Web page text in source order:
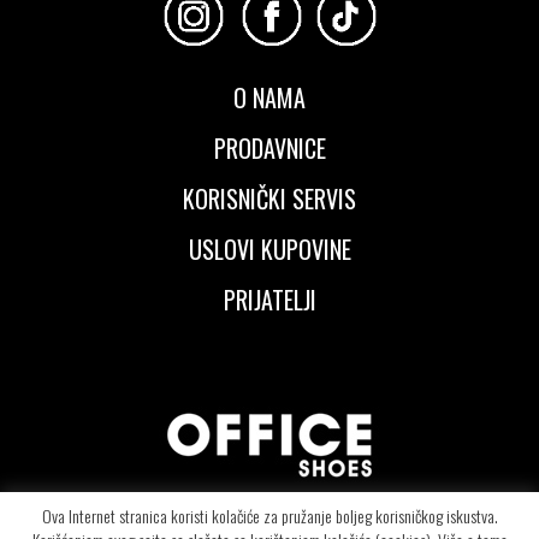
O NAMA
PRODAVNICE
KORISNIČKI SERVIS
USLOVI KUPOVINE
PRIJATELJI
Ova Internet stranica koristi kolačiće za pružanje boljeg korisničkog iskustva.